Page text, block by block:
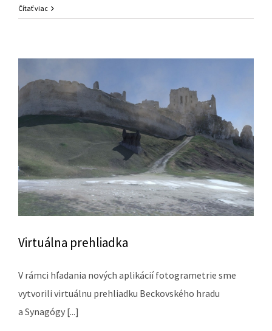
Čítať viac
Virtuálna prehliadka
V rámci hľadania nových aplikácií fotogrametrie sme
vytvorili virtuálnu prehliadku Beckovského hradu
a Synagógy [...]